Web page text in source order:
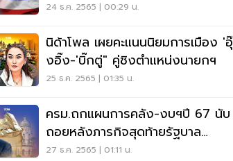
24 ธ.ค. 2565 | 00:29 น.
นิด้าโพล เผยคะแนนนิยมการเมือง 'อุ๊
งอิ๊ง-'บิ๊กตู่" คู่ชิงตำแหน่งนายกฯ
25 ธ.ค. 2565 | 01:35 น.
ครม.ถกแผนการคลัง-งบฯปี 67 นับ
ถอยหลังภารกิจสุดท้ายรัฐบาล
ประยุทธ์
27 ธ.ค. 2565 | 01:11 น.